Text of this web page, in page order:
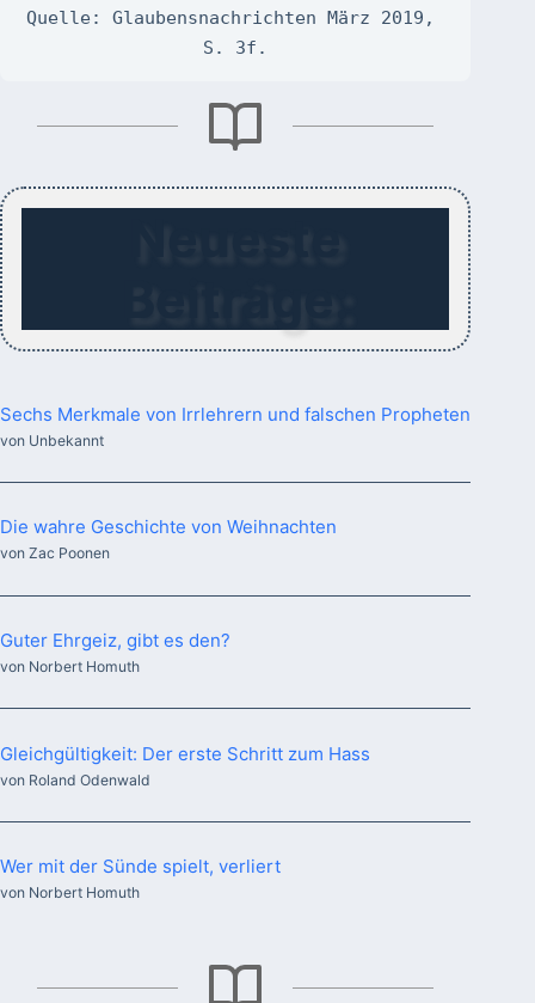
Quelle: Glaubensnachrichten März 2019,
S. 3f.
Sechs Merkmale von Irrlehrern und falschen Propheten
von Unbekannt
Die wahre Geschichte von Weihnachten
von Zac Poonen
Guter Ehrgeiz, gibt es den?
von Norbert Homuth
Gleichgültigkeit: Der erste Schritt zum Hass
von Roland Odenwald
Wer mit der Sünde spielt, verliert
von Norbert Homuth